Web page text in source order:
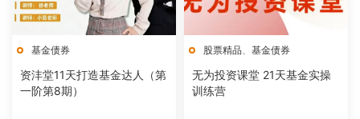
基金债券
资沣堂11天打造基金达人（第
一阶第8期）
股票精品 基金债券
无为投资课堂 21天基金实操
训练营